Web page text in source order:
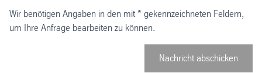
Wir benötigen Angaben in den mit * gekennzeichneten Feldern,
um Ihre Anfrage bearbeiten zu können.
Nachricht abschicken